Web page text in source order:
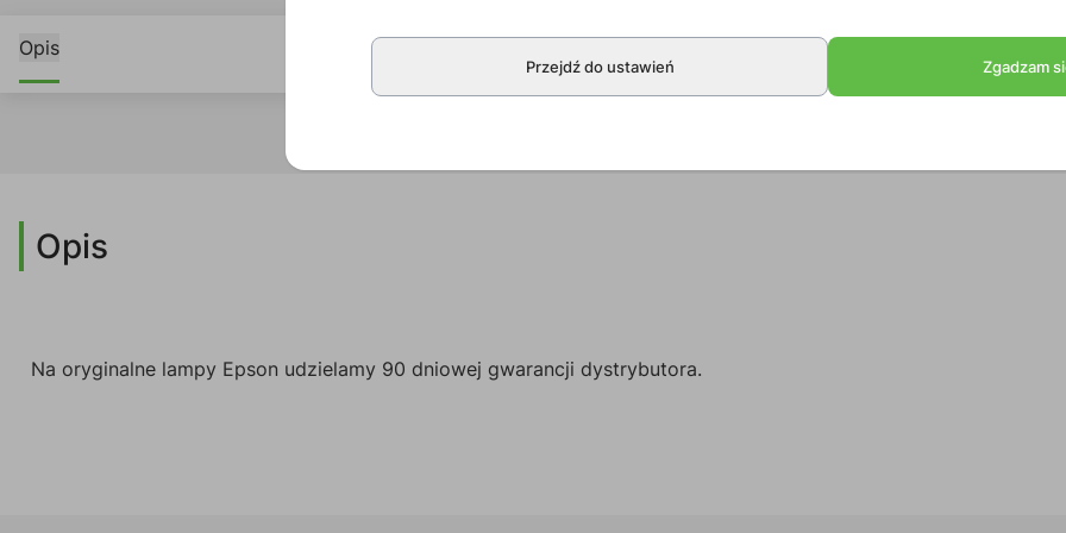
Opis
Opis
Na oryginalne lampy Epson udzielamy 90 dniowej gwarancji dystrybutora.
Przejdź do ustawień Zgadzam